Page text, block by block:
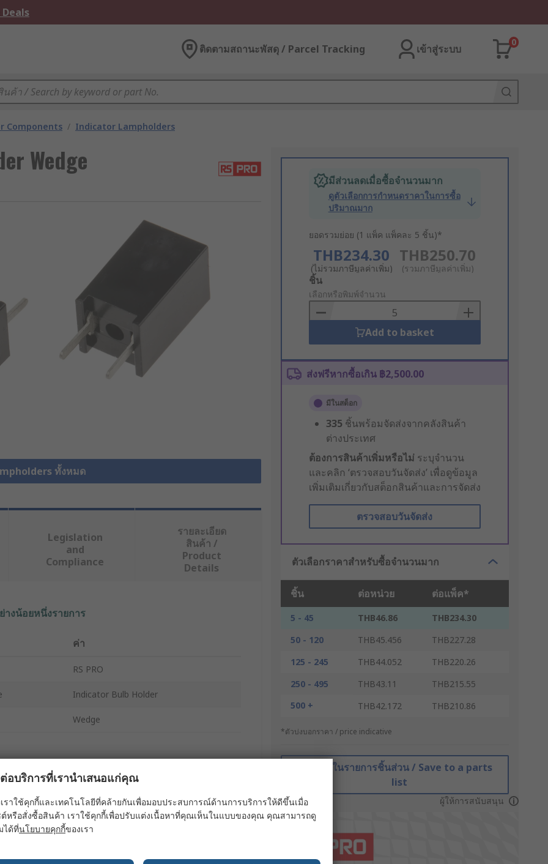
ติดตามสถานะพัสดุ / Parcel Tracking เข้าสู่ระบบ
0
Components / Indicator Lampholders
Wedge
ทั้งหมด
มีส่วนลดเมื่อซื้อจำนวนมาก
ดูตัวเลือกการกำหนดราคาในการซื้อ
ปริมาณมาก
ยอดรวมย่อย (1 แพ็ค แพ็คละ 5 ชิ้น)*
THB234.30
(ไม่รวมภาษีมูลค่าเพิ่ม)
THB250.70
(รวมภาษีมูลค่าเพิ่ม)
Add
to
Basket
ชิ้น
เลือกหรือพิมพ์จำนวน
Add to basket
ส่งฟรีหากซื้อเกิน ฿2,500.00
มีในสต็อก
335 ชิ้นพร้อมจัดส่งจากคลังสินค้า
ต่างประเทศ
ต้องการสินค้าเพิ่มหรือไม่ ระบุจำนวน
และคลิก ‘ตรวจสอบวันจัดส่ง’ เพื่อดูข้อมูล
เพิ่มเติมเกี่ยวกับสต็อกสินค้าและการจัดส่ง
ตรวจสอบวันจัดส่ง
ตัวเลือกราคาสำหรับซื้อจำนวนมาก
ชิ้น ต่อหน่วย ต่อแพ็ค*
5 - 45 THB46.86
THB234.30
50 - 120
THB45.456
THB227.28
125 - 245
THB44.052
THB220.26
250 - 495
THB43.11
THB215.55
500 +
THB42.172 THB210.86
*ตัวบ่งบอกราคา / price indicative
บันทึกในรายการชิ้นส่วน / Save to a parts
list
ผู้ให้การสนับสนุน
Legislation
and
Compliance
รายละเอียด
สินค้า /
Product
Details
งน้อยหนึ่งรายการ
ค่า
RS PRO
Indicator Bulb Holder
Wedge
อบริการที่เรานำเสนอแก่คุณ
ราใช้คุกกี้และเทคโนโลยีที่คล้ายกันเพื่อมอบประสบการณ์ด้านการบริการให้ดีขึ้นเมื่อ
หรือสั่งซื้อสินค้า เราใช้คุกกี้เพื่อปรับแต่งเนื้อหาที่คุณเห็นในแบบของคุณ คุณสามารถดู
ได้ที่นโยบายคุกกี้ของเรา